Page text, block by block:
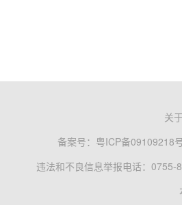
关
备案号： 粤ICP备09109218
违法和不良信息举报电话：0755-